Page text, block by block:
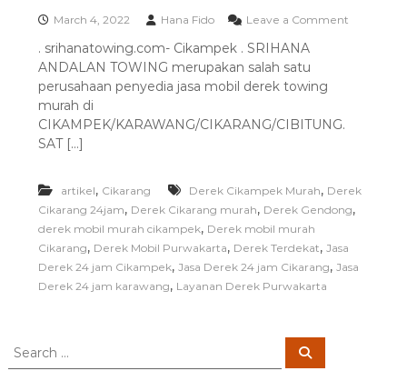
March 4, 2022 Hana Fido Leave a Commento
2
4
a
m
. srihanatowing.com- Cikampek . SRIHANA
ANDALAN TOWING merupakan salah satu
perusahaan penyedia jasa mobil derek towing
murah di
CIKAMPEK/KARAWANG/CIKARANG/CIBITUNG.
SAT […]
artikel, Cikarang Derek Cikampek Murah, Derek
Cikarang 24jam, Derek Cikarang murah, Derek Gendong,
derek mobil murah cikampek, Derek mobil murah
Cikarang, Derek Mobil Purwakarta, Derek Terdekat, Jasa
Derek 24 jam Cikampek, Jasa Derek 24 jam Cikarang, Jasa
Derek 24 jam karawang, Layanan Derek Purwakarta
S
S